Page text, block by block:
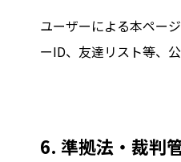
ユーザーによる本ペー
ーID、友達リスト等、
6. 準拠法・裁判